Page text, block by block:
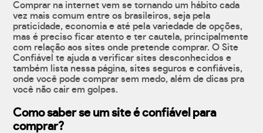
Comprar na internet vem se tornando um hábito cada
vez mais comum entre os brasileiros, seja pela
praticidade, economia e até pela variedade de opções,
mas é preciso ficar atento e ter cautela, principalmente
com relação aos sites onde pretende comprar. O Site
Confiável te ajuda a verificar sites desconhecidos e
também lista nessa página, sites seguros e confiáveis,
onde você pode comprar sem medo, além de dicas pra
você não cair em golpes.
Como saber se um site é confiável para
comprar?